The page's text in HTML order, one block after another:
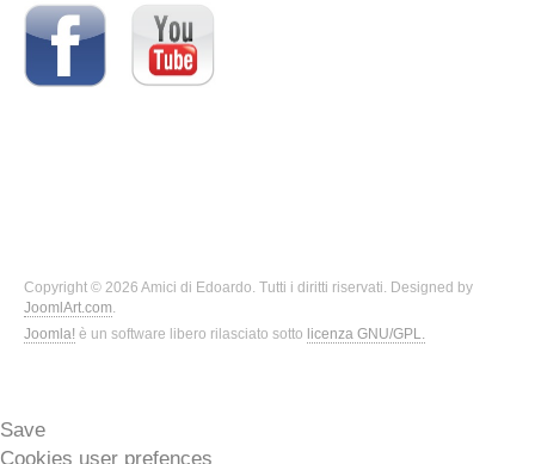
Copyright © 2026 Amici di Edoardo. Tutti i diritti riservati. Designed by
JoomlArt.com.
Joomla! è un software libero rilasciato sotto licenza GNU/GPL.
Save
Cookies user prefences